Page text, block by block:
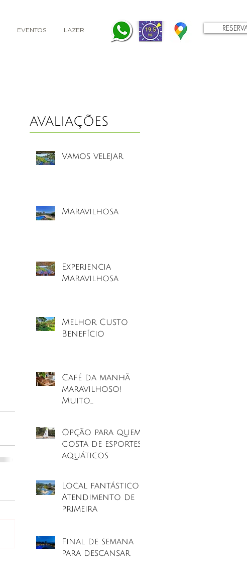
EVENTOS LAZER
AVALIAÇÕES
Vamos velejar
Maravilhosa
Experiencia
Maravilhosa
Melhor Custo
Benefício
Café da manhã
maravilhoso!
Muito
Opção para quem
gosta de esportes
aquáticos
Local fantástico!
Atendimento de
primeira
Final de semana
para descansar